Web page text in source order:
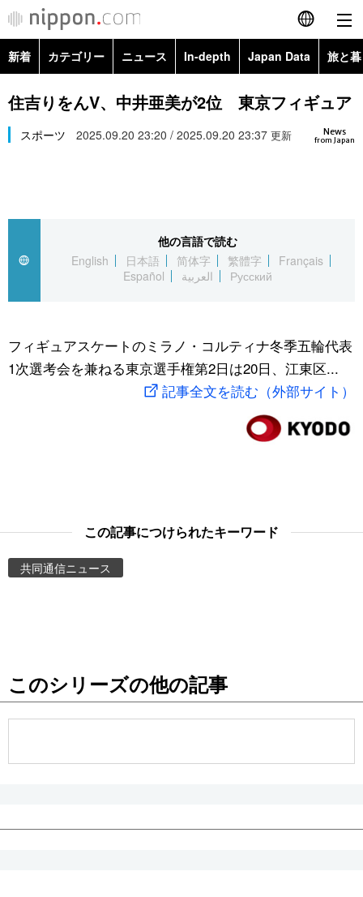
English
简体字
繁體字
العربية
社会
スポーツ・東京2020
旅と暮らし
Images
新着 カテゴリー ニュース In-depth Japan Data 旅と
政治・外交
経済・ビジネス
社会
文化
科学・技術
暮らし
Topics
Images
お知らせ
住吉りをんV、中井亜美が2位 東京フィギュア
News
from Japan
スポーツ 2025.09.20 23:20 / 2025.09.20 23:37 更新
他の言語で読む
English
日本語 简体字 繁體字
Français
Español
العربية Русский
フィギュアスケートのミラノ・コルティナ冬季五輪代表
1次選考会を兼ねる東京選手権第2日は20日、江東区...
記事全文を読む（外部サイト）
この記事につけられたキーワード
共同通信ニュース
このシリーズの他の記事